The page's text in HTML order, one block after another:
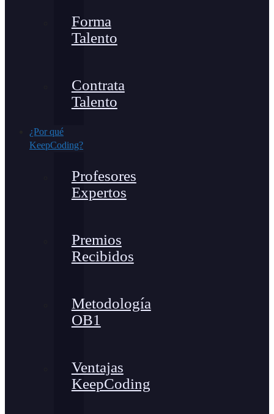
Forma
Talento
Contrata
Talento
¿Por qué
KeepCoding?
Profesores
Expertos
Premios
Recibidos
Metodología
OB1
Ventajas
KeepCoding